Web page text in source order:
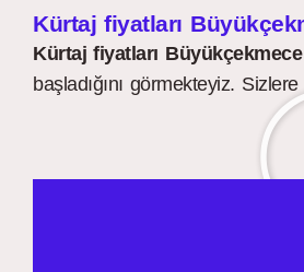
Kürtaj fiyatları
Kürtaj fiyatları Büyükçekmece
başladığını görmekteyiz.